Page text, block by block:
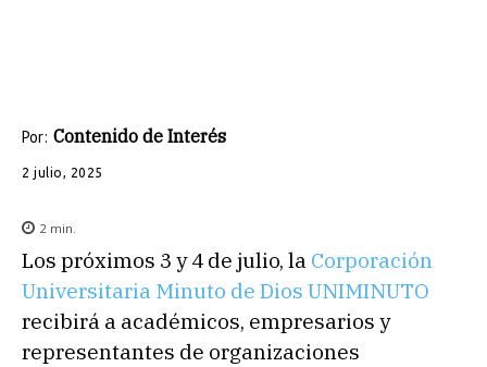
Por: Contenido de Interés
2 julio, 2025
2 min.
Los próximos 3 y 4 de julio, la Corporación
Universitaria Minuto de Dios UNIMINUTO
recibirá a académicos, empresarios y
representantes de organizaciones